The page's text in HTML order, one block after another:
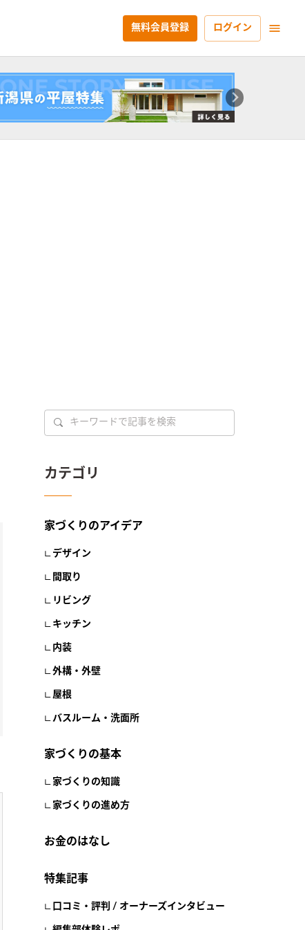
無料会員登録 ログイン
カテゴリ
家づくりのアイデア
デザイン
間取り
リビング
キッチン
内装
外構・外壁
屋根
バスルーム・洗面所
家づくりの基本
家づくりの知識
家づくりの進め方
お金のはなし
特集記事
口コミ・評判 / オーナーズインタビュー